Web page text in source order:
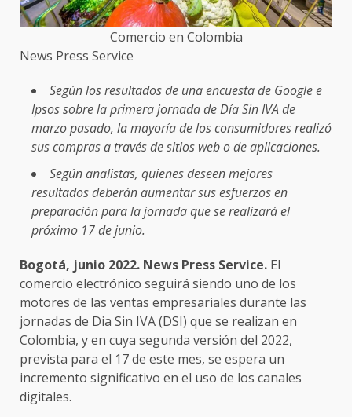
Comercio en Colombia
News Press Service
Según los resultados de una encuesta de Google e
Ipsos sobre la primera jornada de Día Sin IVA de
marzo pasado, la mayoría de los consumidores realizó
sus compras a través de sitios web o de aplicaciones.
Según analistas, quienes deseen mejores
resultados deberán aumentar sus esfuerzos en
preparación para la jornada que se realizará el
próximo 17 de junio.
Bogotá, junio 2022. News Press Service. El
comercio electrónico seguirá siendo uno de los
motores de las ventas empresariales durante las
jornadas de Dia Sin IVA (DSI) que se realizan en
Colombia, y en cuya segunda versión del 2022,
prevista para el 17 de este mes, se espera un
incremento significativo en el uso de los canales
digitales.